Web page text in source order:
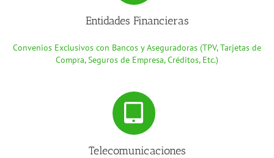
Entidades Financieras
Convenios Exclusivos con Bancos y Aseguradoras (TPV, Tarjetas de
Compra, Seguros de Empresa, Créditos, Etc.)
Telecomunicaciones